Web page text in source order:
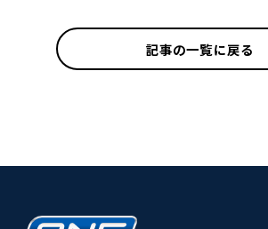
記事の一覧に戻る